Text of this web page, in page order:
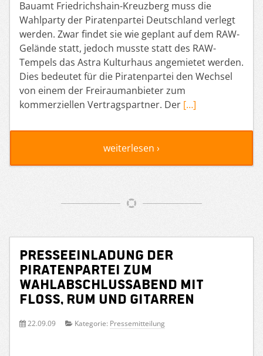
Bauamt Friedrichshain-Kreuzberg muss die
Wahlparty der Piratenpartei Deutschland verlegt
werden. Zwar findet sie wie geplant auf dem RAW-
Gelände statt, jedoch musste statt des RAW-
Tempels das Astra Kulturhaus angemietet werden.
Dies bedeutet für die Piratenpartei den Wechsel
von einem der Freiraumanbieter zum
kommerziellen Vertragspartner. Der […]
weiterlesen ›
Presseeinladung der
Piratenpartei zum
Wahlabschlussabend mit
Floß, Rum und Gitarren
22.09.09 Kategorie: Pressemitteilung